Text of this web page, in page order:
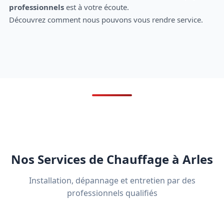
professionnelsest à votre écoute.
Découvrez comment nous pouvons vous rendre service.
Nos Services de Chauffage à Arles
Installation, dépannage et entretien par des
professionnels qualifiés